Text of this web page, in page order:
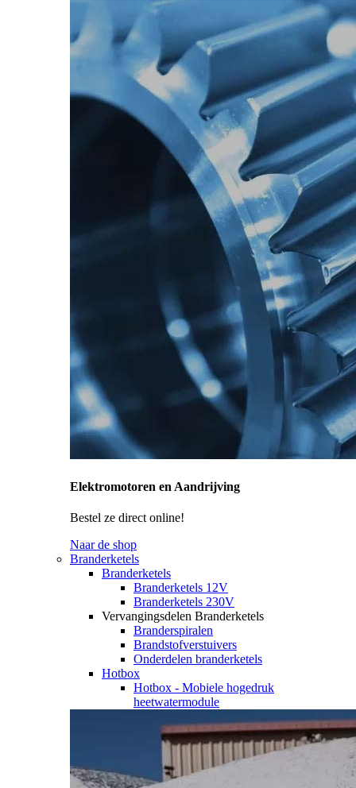
Elektromotoren en Aandrijving
Bestel ze direct online!
Naar de shop
Branderketels
Branderketels
Branderketels 12V
Branderketels 230V
Vervangingsdelen Branderketels
Branderspiralen
Brandstofverstuivers
Onderdelen branderketels
Hotbox
Hotbox - Mobiele hogedruk
heetwatermodule